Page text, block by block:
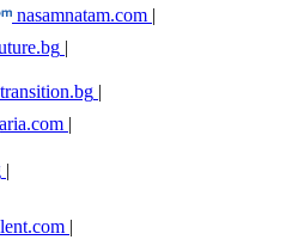
nasamnatam.com |
|
|
|
|